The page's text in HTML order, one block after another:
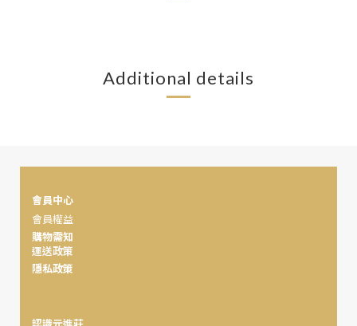
Additional details
會員中心
會員權益
購物需知
運送政策
隱私政策